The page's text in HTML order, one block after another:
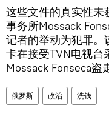
这些文件的真实性未
事务所Mossack
记者的举动为犯罪。
卡在接受TVN电视台
Mossack Fonseca盗
俄罗斯 政治 洗钱